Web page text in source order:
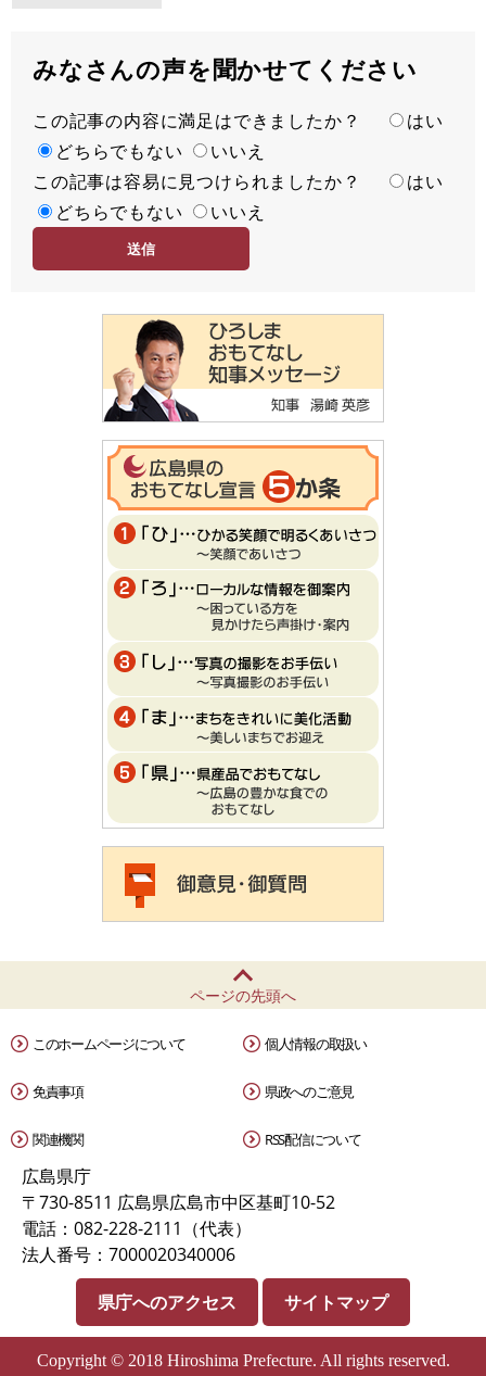
みなさんの声を聞かせてください
満
足
度
この記事の内容に満足はできましたか？
はい
どちらでもない
いいえ
容
易
この記事は容易に見つけられましたか？
はい
どちらでもない
いいえ
ページの先頭へ
このホームページについて 個人情報の取扱い
免責事項 県政へのご意見
関連機関 RSS配信について
広島県庁
〒730-8511 広島県広島市中区基町10-52
電話：082-228-2111（代表）
法人番号：7000020340006
県庁へのアクセス
サイトマップ
Copyright © 2018 Hiroshima Prefecture. All rights reserved.